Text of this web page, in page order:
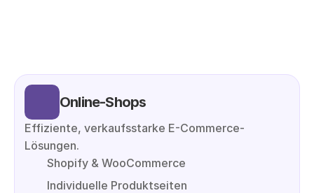
Online-Shops
Effiziente, verkaufsstarke E-Commerce-
Lösungen.
Shopify & WooCommerce
Individuelle Produktseiten